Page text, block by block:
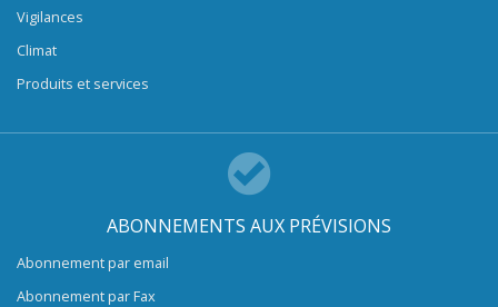
Vigilances
Climat
Produits et services
ABONNEMENTS AUX PRÉVISIONS
Abonnement par email
Abonnement par Fax